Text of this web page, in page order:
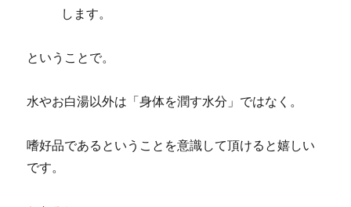
します。
ということで。
水やお白湯以外は「身体を潤す水分」ではなく。
嗜好品であるということを意識して頂けると嬉しい
です。